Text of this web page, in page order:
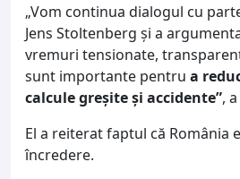
„Vom continua dialogul cu
Jens Stoltenberg şi a
vremuri tensionate,
sunt importante pentru a
calcule greșite și accidente”,
El a reiterat faptul că România
încredere.